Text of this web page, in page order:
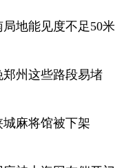
地能见度不足50米
州这些路段易堵
麻将馆被下架